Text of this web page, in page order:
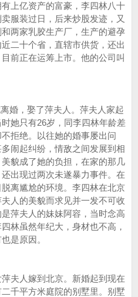
亿资产的富豪，李四林八十
服装过日，后来炒股发迹，又
两家乳胶生产厂，生产的避孕
二十个省，直辖市供货，还出
前正在运筹上市。他的公司叫
，娶了萍夫人。萍夫人家起
她只有26岁，同李四林年龄差
拒绝。以往她的婚事屡出问
闹起纠纷，情敌之间发展到相
貌成了她的负担，在家的那几
出现过两次未遂暴力事件。在
离尴尬的环境。李四林在北京
人的美貌而求见并一发不可收
萍夫人的妹妹阿容，当时念高
林虽然年纪大，身材也不高，
是原因。
人嫁到北京。新婚起到现在
千平方米庭院的别墅里。别墅